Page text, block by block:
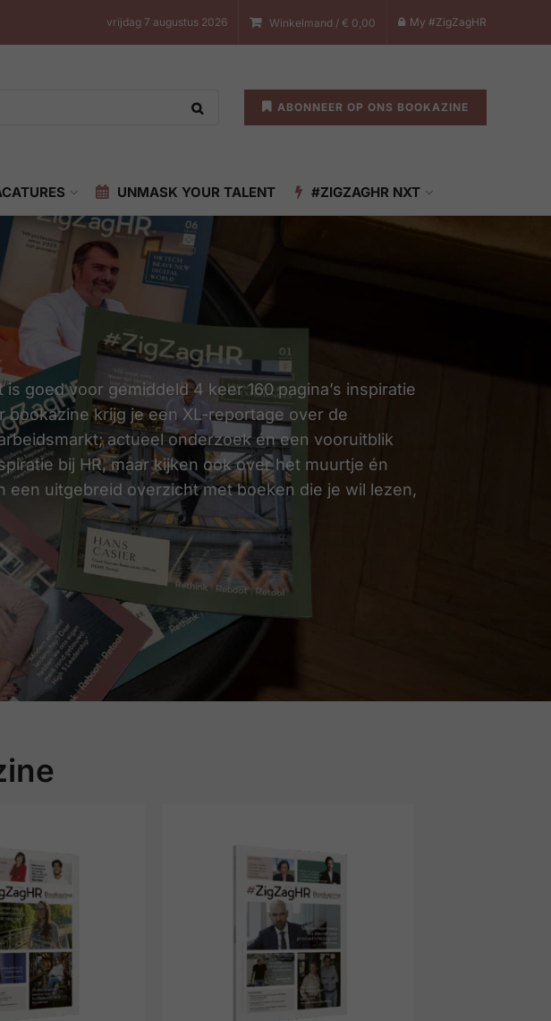
vrijdag 7 augustus 2026 Winkelmand / € 0,00 My #ZigZagHR
ABONNEER OP ONS BOOKAZINE
UNMASK YOUR TALENT #ZIGZAGHR NXT
goed voor gemiddeld 4 keer 160 pagina’s inspiratie
bookazine krijg je een XL-reportage over de
actueel onderzoek én een vooruitblik
bij HR, maar kijken ook over het muurtje én
een uitgebreid overzicht met boeken die je wil lezen,